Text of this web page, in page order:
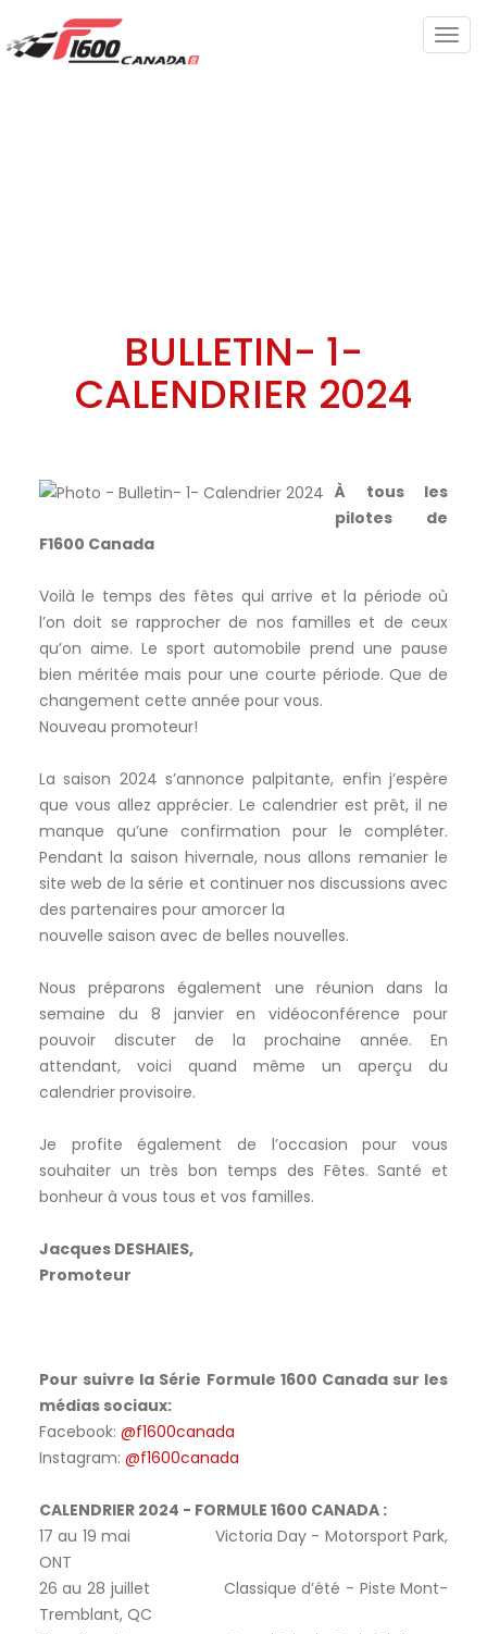
BULLETIN- 1-
CALENDRIER 2024
À tous les
pilotes de
F1600 Canada
Voilà le temps des fêtes qui arrive et la période où
l’on doit se rapprocher de nos familles et de ceux
qu’on aime. Le sport automobile prend une pause
bien méritée mais pour une courte période. Que de
changement cette année pour vous.
Nouveau promoteur!
La saison 2024 s’annonce palpitante, enfin j’espère
que vous allez apprécier. Le calendrier est prêt, il ne
manque qu’une confirmation pour le compléter.
Pendant la saison hivernale, nous allons remanier le
site web de la série et continuer nos discussions avec
des partenaires pour amorcer la
nouvelle saison avec de belles nouvelles.
Nous préparons également une réunion dans la
semaine du 8 janvier en vidéoconférence pour
pouvoir discuter de la prochaine année. En
attendant, voici quand même un aperçu du
calendrier provisoire.
Je profite également de l’occasion pour vous
souhaiter un très bon temps des Fêtes. Santé et
bonheur à vous tous et vos familles.
Jacques DESHAIES,
Promoteur
Pour suivre la Série Formule 1600 Canada sur les
médias sociaux:
Facebook: @f1600canada
Instagram: @f1600canada
CALENDRIER 2024 - FORMULE 1600 CANADA :
17 au 19 mai Victoria Day - Motorsport Park,
ONT
26 au 28 juillet Classique d’été - Piste Mont-
Tremblant, QC